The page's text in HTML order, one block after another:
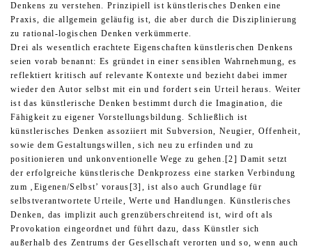
Denkens zu verstehen. Prinzipiell ist künstlerisches Denken eine
Praxis, die allgemein geläufig ist, die aber durch die Disziplinierung
zu rational-logischen Denken verkümmerte.
Drei als wesentlich erachtete Eigenschaften künstlerischen Denkens
seien vorab benannt: Es gründet in einer sensiblen Wahrnehmung, es
reflektiert kritisch auf relevante Kontexte und bezieht dabei immer
wieder den Autor selbst mit ein und fordert sein Urteil heraus. Weiter
ist das künstlerische Denken bestimmt durch die Imagination, die
Fähigkeit zu eigener Vorstellungsbildung. Schließlich ist
künstlerisches Denken assoziiert mit Subversion, Neugier, Offenheit,
sowie dem Gestaltungswillen, sich neu zu erfinden und zu
positionieren und unkonventionelle Wege zu gehen.[2] Damit setzt
der erfolgreiche künstlerische Denkprozess eine starken Verbindung
zum ‚Eigenen/Selbst’ voraus[3], ist also auch Grundlage für
selbstverantwortete Urteile, Werte und Handlungen. Künstlerisches
Denken, das implizit auch grenzüberschreitend ist, wird oft als
Provokation eingeordnet und führt dazu, dass Künstler sich
außerhalb des Zentrums der Gesellschaft verorten und so, wenn auch